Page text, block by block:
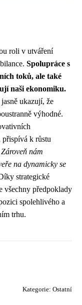
roli v utváření
Spolupráce s
toků, ale také
naši ekonomiku.
ukazují, že
výhodné.
k růstu
Zároveň nám
na dynamicky se
strategické
všechny předpoklady
spolehlivého a
trhu.
Kategorie: Ostatní